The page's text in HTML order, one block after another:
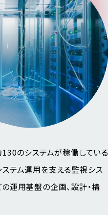
のシステムが稼働している
テム運用を支える監視シス
運用基盤の企画、設計・構